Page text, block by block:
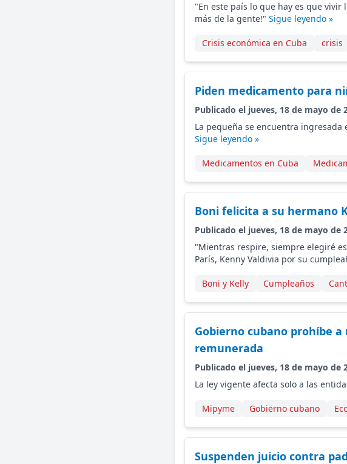
"En este país lo que hay es que vivir
más de la gente!" Sigue leyendo »
Crisis económica en Cuba crisis
Piden medicamento para
Publicado el jueves, 18 de mayo de
La pequeña se encuentra ingresada
Sigue leyendo »
Medicamentos en Cuba
Boni felicita a su hermano
Publicado el jueves, 18 de mayo de
"Mientras respire, siempre elegiré
París, Kenny Valdivia por su
Boni y Kelly Cumpleaños
Gobierno cubano prohíbe
remunerada
Publicado el jueves, 18 de mayo de
La ley vigente afecta solo a las
Mipyme Gobierno cubano
Suspenden juicio contra